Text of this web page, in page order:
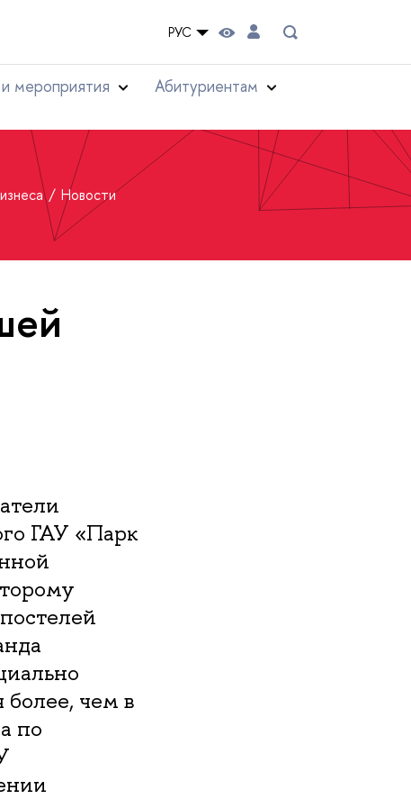
РУС
мероприятия
Абитуриентам
Новости
ГАУ «Парк
более, чем в
по